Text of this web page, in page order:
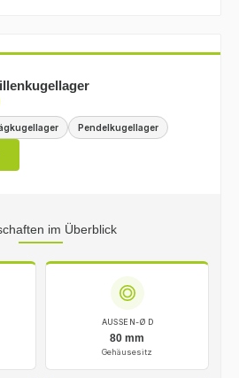
Pendelkugellager
im Überblick
AUSSEN-Ø D
80 mm
Gehäusesitz